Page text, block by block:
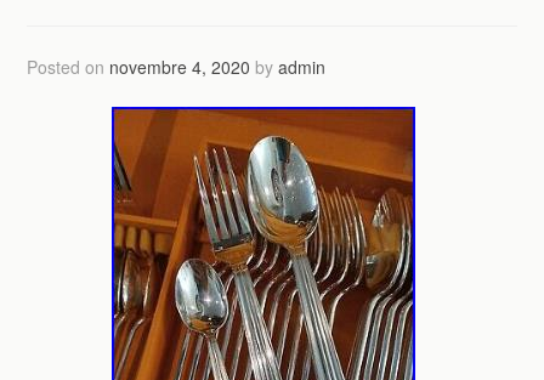
Posted on novembre 4, 2020 byadmin